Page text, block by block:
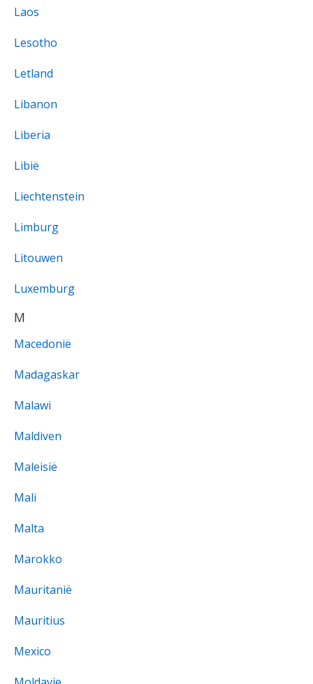
Laos
Lesotho
Letland
Libanon
Liberia
Libië
Liechtenstein
Limburg
Litouwen
Luxemburg
M
Macedonië
Madagaskar
Malawi
Maldiven
Maleisië
Mali
Malta
Marokko
Mauritanië
Mauritius
Mexico